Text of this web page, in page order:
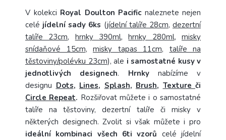
V kolekci Royal Doulton Pacificnaleznete nejen
celé jídelní sady 6ks (jídelní talíře 28cm,dezertní
talíře 23cm, hrnky 390ml,hrnky 280ml,misky
snídaňové 15cm, misky tapas 11cm, talíře na
těstoviny/polévku 23cm), ale i samostatné kusy v
jednotlivých designech. Hrnkynabízíme v
designu Dots, Lines, Splash, Brush, Texture či
Circle Repeat. Rozšiřovat můžete i o samostatné
talíře na těstoviny, dezertní talíře či misky v
některých designech. Zvolit si však můžete i pro
ideální kombinaci všech 6ti vzorů celé jídelní